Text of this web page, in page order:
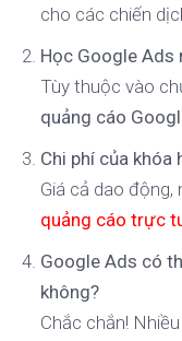
cho các chiến
Học Google Ads
Tùy thuộc vào
quảng cáo
Chi phí của khóa
Giá cả dao
quảng cáo trực
Google Ads có
không?
Chắc chắn!